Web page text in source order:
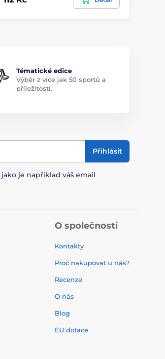
Tématické edice
Výběr z více jak 50 sportů a
příležitostí.
Přihlásit
jako je například váš email
O společnosti
Kontakty
Proč nakupovat u nás?
Recenze
O nás
Blog
EU dotace